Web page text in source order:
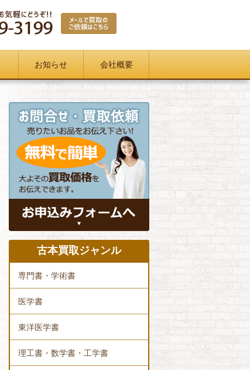
お知らせ 会社概要
古本買取ジャンル
専門書・学術書
医学書
東洋医学書
理工書・数学書・工学書